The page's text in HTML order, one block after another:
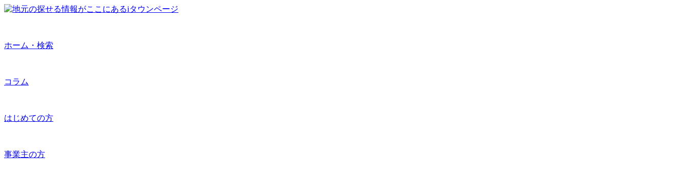
ホーム・検索
コラム
はじめての方
事業主の方